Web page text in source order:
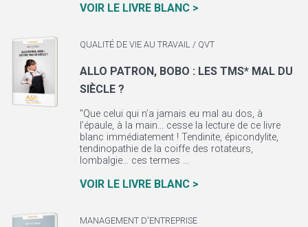
VOIR LE LIVRE BLANC >
QUALITÉ DE VIE AU TRAVAIL / QVT
ALLO PATRON, BOBO : LES TMS* MAL DU
SIÈCLE ?
"Que celui qui n’a jamais eu mal au dos, à
l’épaule, à la main… cesse la lecture de ce livre
blanc immédiatement ! Tendinite, épicondylite,
tendinopathie de la coiffe des rotateurs,
lombalgie… ces termes ...
VOIR LE LIVRE BLANC >
MANAGEMENT D'ENTREPRISE